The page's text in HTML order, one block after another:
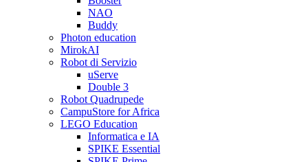
NAO
Buddy
Photon education
MirokAI
Robot di Servizio
uServe
Double 3
Robot Quadrupede
CampuStore for Africa
LEGO Education
Informatica e IA
SPIKE Essential